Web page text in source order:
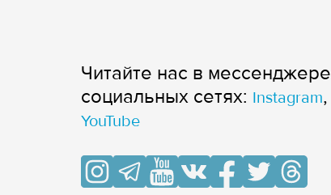
Читайте нас в мессенджере
cоциальных сетях: Instagram,
YouTube